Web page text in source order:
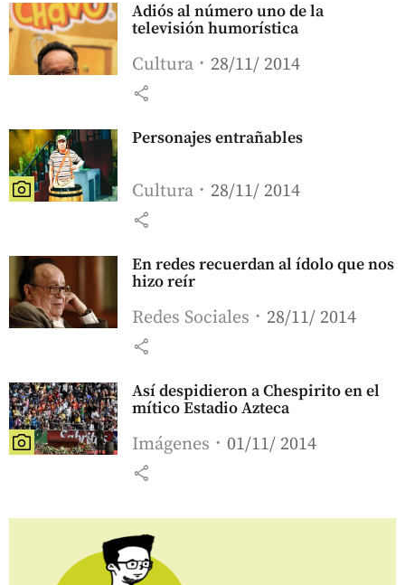
Adiós al número uno de la
televisión humorística
Cultura 28/11/ 2014
share
Personajes entrañables
Cultura 28/11/ 2014
share
En redes recuerdan al ídolo que nos
hizo reír
Redes Sociales 28/11/ 2014
share
Así despidieron a Chespirito en el
mítico Estadio Azteca
Imágenes 01/11/ 2014
share